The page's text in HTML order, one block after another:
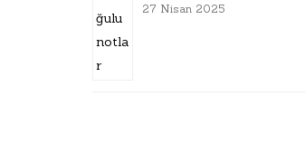
27 Nisan 2025